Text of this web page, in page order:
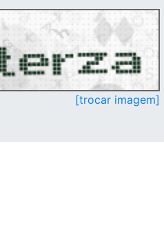
[trocar imagem]